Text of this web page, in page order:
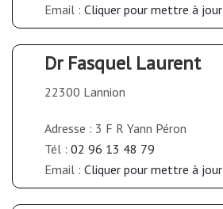
Email : Cliquer pour mettre à jour
Dr Fasquel Laurent
22300 Lannion
Adresse : 3 F R Yann Péron
Tél : 02 96 13 48 79
Email : Cliquer pour mettre à jour